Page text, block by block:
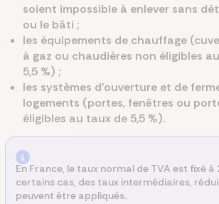
soient impossible à enlever sans
ou le bâti ;
les équipements de chauffage
à gaz ou chaudières non éligibles
5,5 %) ;
les systèmes d'ouverture et de
logements (portes, fenêtres ou
éligibles au taux de 5,5 %).
En France, le taux normal de TVA est fixé à
certains cas, des taux intermédiaires,
peuvent être appliqués.